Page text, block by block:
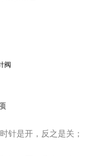
针是开，反之是关；